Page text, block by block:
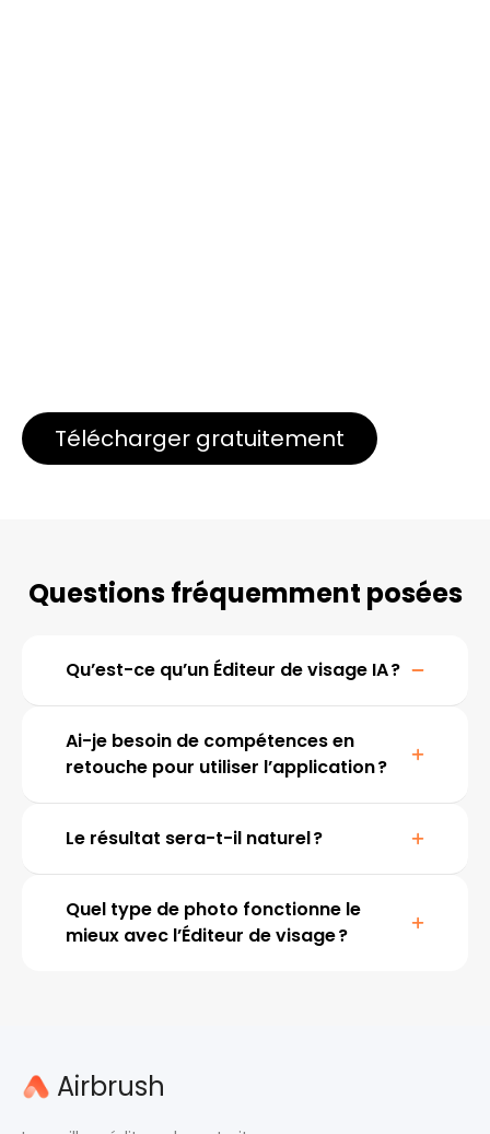
Télécharger gratuitement
Questions fréquemment posées
Qu’est-ce qu’un Éditeur de visage IA ?
l’intelligence artificielle pour améliorer
automatiquement les traits du visage — en lissant la
peau, supprimant les imperfections, affinant le visage
Ai-je besoin de compétences en
retouche pour utiliser l’application ?
Le résultat sera-t-il naturel ?
Quel type de photo fonctionne le
mieux avec l’Éditeur de visage ?
Airbrush